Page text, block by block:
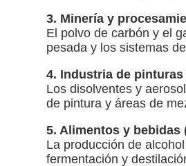
3. Minería y
El polvo de carbón y el
pesada y los sistemas
4. Industria de
Los disolventes y
de pintura y áreas de
5. Alimentos y bebidas
La producción de
fermentación y